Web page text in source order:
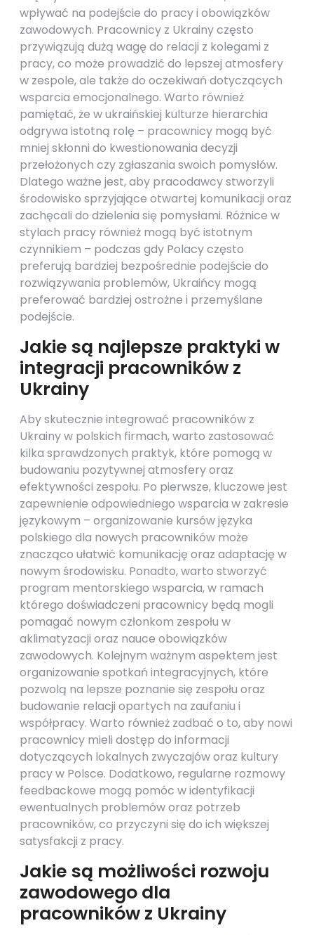
wpływać na podejście do pracy i obowiązków
zawodowych. Pracownicy z Ukrainy często
przywiązują dużą wagę do relacji z kolegami z
pracy, co może prowadzić do lepszej atmosfery
w zespole, ale także do oczekiwań dotyczących
wsparcia emocjonalnego. Warto również
pamiętać, że w ukraińskiej kulturze hierarchia
odgrywa istotną rolę – pracownicy mogą być
mniej skłonni do kwestionowania decyzji
przełożonych czy zgłaszania swoich pomysłów.
Dlatego ważne jest, aby pracodawcy stworzyli
środowisko sprzyjające otwartej komunikacji oraz
zachęcali do dzielenia się pomysłami. Różnice w
stylach pracy również mogą być istotnym
czynnikiem – podczas gdy Polacy często
preferują bardziej bezpośrednie podejście do
rozwiązywania problemów, Ukraińcy mogą
preferować bardziej ostrożne i przemyślane
podejście.
Jakie są najlepsze praktyki w
integracji pracowników z
Ukrainy
Aby skutecznie integrować pracowników z
Ukrainy w polskich firmach, warto zastosować
kilka sprawdzonych praktyk, które pomogą w
budowaniu pozytywnej atmosfery oraz
efektywności zespołu. Po pierwsze, kluczowe jest
zapewnienie odpowiedniego wsparcia w zakresie
językowym – organizowanie kursów języka
polskiego dla nowych pracowników może
znacząco ułatwić komunikację oraz adaptację w
nowym środowisku. Ponadto, warto stworzyć
program mentorskiego wsparcia, w ramach
którego doświadczeni pracownicy będą mogli
pomagać nowym członkom zespołu w
aklimatyzacji oraz nauce obowiązków
zawodowych. Kolejnym ważnym aspektem jest
organizowanie spotkań integracyjnych, które
pozwolą na lepsze poznanie się zespołu oraz
budowanie relacji opartych na zaufaniu i
współpracy. Warto również zadbać o to, aby nowi
pracownicy mieli dostęp do informacji
dotyczących lokalnych zwyczajów oraz kultury
pracy w Polsce. Dodatkowo, regularne rozmowy
feedbackowe mogą pomóc w identyfikacji
ewentualnych problemów oraz potrzeb
pracowników, co przyczyni się do ich większej
satysfakcji z pracy.
Jakie są możliwości rozwoju
zawodowego dla
pracowników z Ukrainy